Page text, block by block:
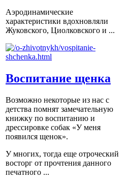
Аэродинамические
характеристики вдохновляли
Жуковского, Циолковского и ...
Воспитание щенка
Возможно некоторые из нас с
детства помнят замечательную
книжку по воспитанию и
дрессировке собак «У меня
появился щенок».
У многих, тогда еще отроческий
восторг от прочтения данного
печатного ...